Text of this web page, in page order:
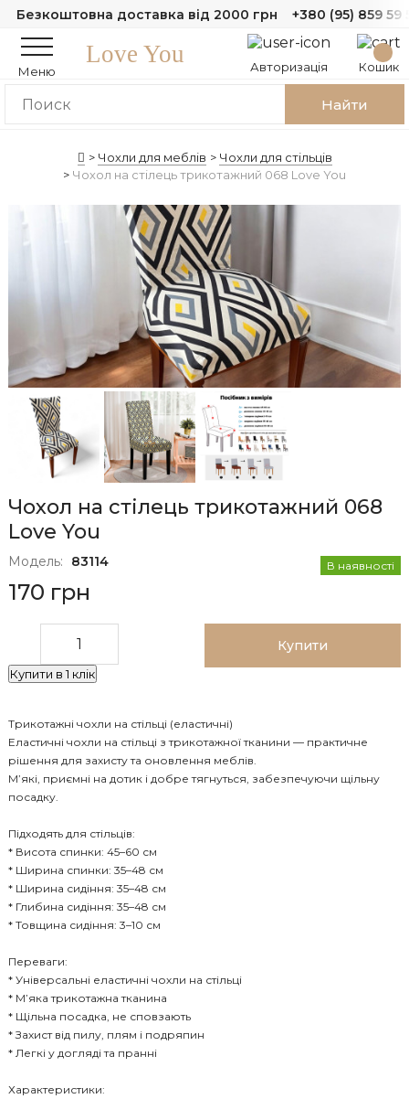
Безкоштовна доставка від 2000 грн +380 (95) 859 59
Меню
Love You Авторизація Кошик
Найти
Чохли для меблів
Чохли для стільців
Чохол на стілець трикотажний 068 Love You
Чохол на стілець трикотажний 068
Love You
Модель: 83114 В наявності
170 грн
Купити
Купити в 1 клік
Трикотажні чохли на стільці (еластичні)
Еластичні чохли на стільці з трикотажної тканини — практичне
рішення для захисту та оновлення меблів.
М’які, приємні на дотик і добре тягнуться, забезпечуючи щільну
посадку.
Підходять для стільців:
* Висота спинки: 45–60 см
* Ширина спинки: 35–48 см
* Ширина сидіння: 35–48 см
* Глибина сидіння: 35–48 см
* Товщина сидіння: 3–10 см
Переваги:
* Універсальні еластичні чохли на стільці
* М’яка трикотажна тканина
* Щільна посадка, не сповзають
* Захист від пилу, плям і подряпин
* Легкі у догляді та пранні
Характеристики: